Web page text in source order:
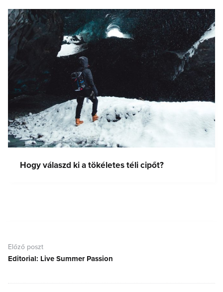
Hogy válaszd ki a tökéletes téli cipőt?
navigáció
Előző poszt
Előző
Editorial: Live Summer Passion